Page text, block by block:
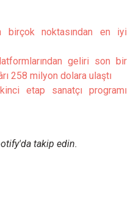
birçok noktasından en iyi
geliri son bir
258 milyon dolara ulaştı
etap sanatçı programı
takip edin.